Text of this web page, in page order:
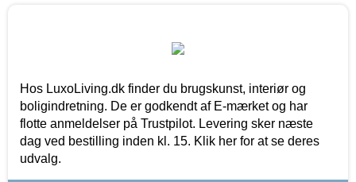
Hos LuxoLiving.dk finder du brugskunst, interiør og
boligindretning. De er godkendt af E-mærket og har
flotte anmeldelser på Trustpilot. Levering sker næste
dag ved bestilling inden kl. 15. Klik her for at se deres
udvalg.